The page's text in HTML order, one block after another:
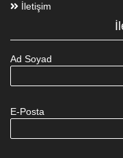
İletişim
Ad Soyad
E-Posta